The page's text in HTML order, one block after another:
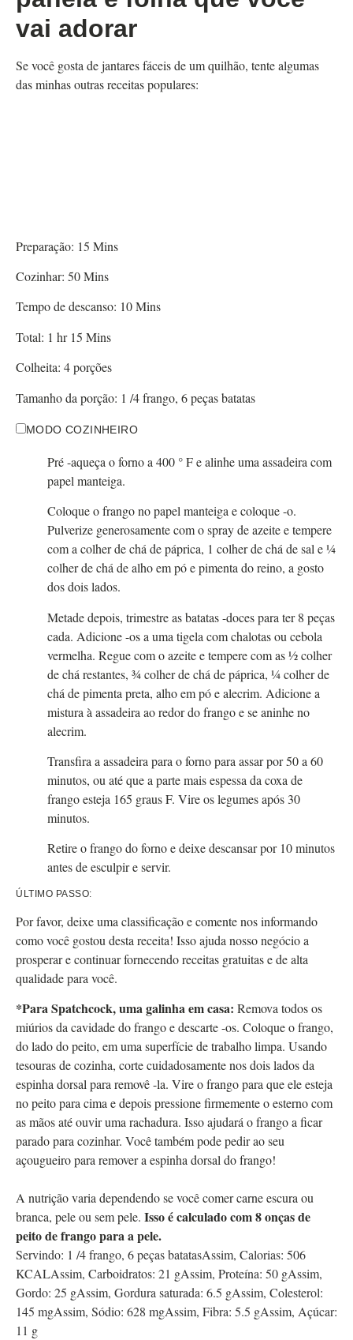
vai adorar
Se você gosta de jantares fáceis de um quilhão, tente algumas
das minhas outras receitas populares:
Preparação: 15 Mins
Cozinhar: 50Mins
Tempo de descanso: 10Mins
Total: 1 hr 15 Mins
Colheita: 4porções
Tamanho da porção: 1 /4 frango, 6 peças batatas
MODO COZINHEIRO
Pré -aqueça o forno a 400 ° F e alinhe uma assadeira com
papel manteiga.
Coloque o frango no papel manteiga e coloque -o.
Pulverize generosamente com o spray de azeite e tempere
com a colher de chá de páprica, 1 colher de chá de sal e ¼
colher de chá de alho em pó e pimenta do reino, a gosto
dos dois lados.
Metade depois, trimestre as batatas -doces para ter 8 peças
cada. Adicione -os a uma tigela com chalotas ou cebola
vermelha. Regue com o azeite e tempere com as ½ colher
de chá restantes, ¾ colher de chá de páprica, ¼ colher de
chá de pimenta preta, alho em pó e alecrim. Adicione a
mistura à assadeira ao redor do frango e se aninhe no
alecrim.
Transfira a assadeira para o forno para assar por 50 a 60
minutos, ou até que a parte mais espessa da coxa de
frango esteja 165 graus F. Vire os legumes após 30
minutos.
Retire o frango do forno e deixe descansar por 10 minutos
antes de esculpir e servir.
ÚLTIMO PASSO:
Por favor, deixe uma classificação e comente nos informando
como você gostou desta receita! Isso ajuda nosso negócio a
prosperar e continuar fornecendo receitas gratuitas e de alta
qualidade para você.
*Para Spatchcock, uma galinha em casa: Remova todos os
miúrios da cavidade do frango e descarte -os. Coloque o frango,
do lado do peito, em uma superfície de trabalho limpa. Usando
tesouras de cozinha, corte cuidadosamente nos dois lados da
espinha dorsal para removê -la. Vire o frango para que ele esteja
no peito para cima e depois pressione firmemente o esterno com
as mãos até ouvir uma rachadura. Isso ajudará o frango a ficar
parado para cozinhar. Você também pode pedir ao seu
açougueiro para remover a espinha dorsal do frango!
A nutrição varia dependendo se você comer carne escura ou
branca, pele ou sem pele. Isso é calculado com 8 onças de
peito de frango para a pele.
Servindo: 1 /4 frango, 6 peças batatasAssim, Calorias: 506
KCALAssim, Carboidratos: 21 gAssim, Proteína: 50 gAssim,
Gordo: 25 gAssim, Gordura saturada: 6.5 gAssim, Colesterol:
145 mgAssim, Sódio: 628 mgAssim, Fibra: 5.5 gAssim, Açúcar:
11 g